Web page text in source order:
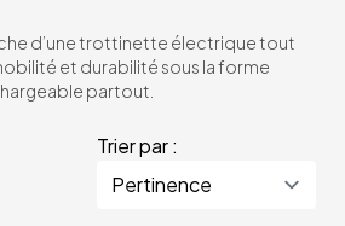
d’une trottinette électrique tout
et durabilité sous la forme
partout.
Trier par :